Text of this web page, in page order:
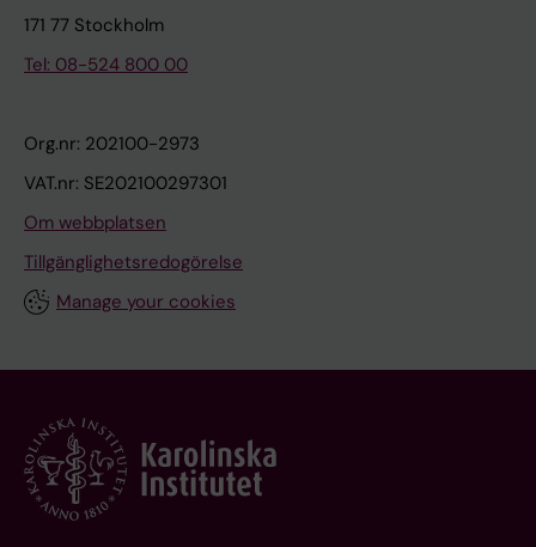
171 77 Stockholm
Tel: 08-524 800 00
Org.nr: 202100-2973
VAT.nr: SE202100297301
Om webbplatsen
Tillgänglighetsredogörelse
Manage your cookies